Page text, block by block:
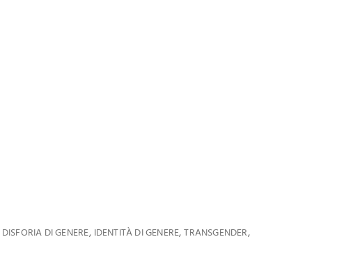
DISFORIA DI GENERE, IDENTITÀ DI GENERE,TRANSGENDER,